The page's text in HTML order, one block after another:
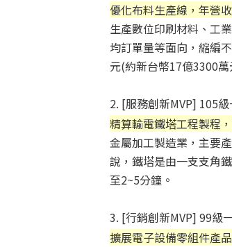
優化布料生產線，年營
生產數位印刷材料、工
均訂單量等面向，縮編
元(約新台幣17億3300
2. [服務創新MVP] 105
精算輸電鐵塔工程製程
金屬加工製造業，主要
說，鐵塔是由一支支角
至2~5分鐘。
3. [行銷創新MVP] 99級
擴展電子設備零組件產